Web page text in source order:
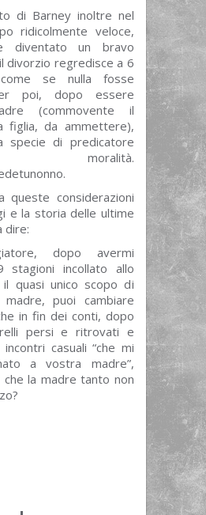
di Barney inoltre nel
ridicolmente veloce,
diventato un bravo
divorzio regredisce a 6
se nulla fosse
poi, dopo essere
(commovente il
figlia, da ammettere),
specie di predicatore
moralità.
queste considerazioni
e la storia delle ultime
dire:
dopo avermi
incollato allo
il quasi unico scopo di
madre, puoi cambiare
in fin dei conti, dopo
persi e ritrovati e
casuali “che mi
a vostra madre”,
la madre tanto non